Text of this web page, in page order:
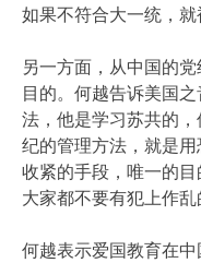
如果不符合大一统，就
另一方面，从中国的
目的。何越告诉美国
法，他是学习苏共的
纪的管理方法，就是
收紧的手段，唯一的
大家都不要有犯上作乱
何越表示爱国教育在